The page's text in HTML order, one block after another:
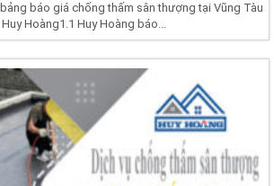
báo giá chống thấm sân thượng tại Vũng Tàu
Hoàng1.1 Huy Hoàng báo...